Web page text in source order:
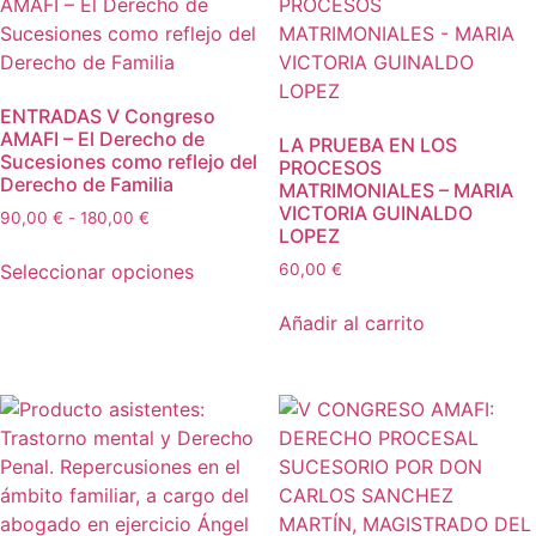
ABOGADO
LABORALISTA.
cantidad
ENTRADAS V Congreso
AMAFI – El Derecho de
Sucesiones como reflejo del
Derecho de Familia
90,00 € - 180,00 €
precios:
Seleccionar opciones
opciones
se
pueden
elegir
LA PRUEBA EN LOS
PROCESOS
MATRIMONIALES – MARIA
VICTORIA GUINALDO
LOPEZ
60,00 €
Añadir al carrito